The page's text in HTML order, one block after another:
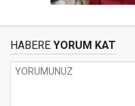
HABERE YORUM KAT